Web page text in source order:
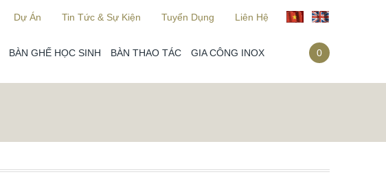
Dự Án Tin Tức & Sự Kiện Tuyển Dụng Liên Hệ
BÀN GHẾ HỌC SINH BÀN THAO TÁC GIA CÔNG INOX 0